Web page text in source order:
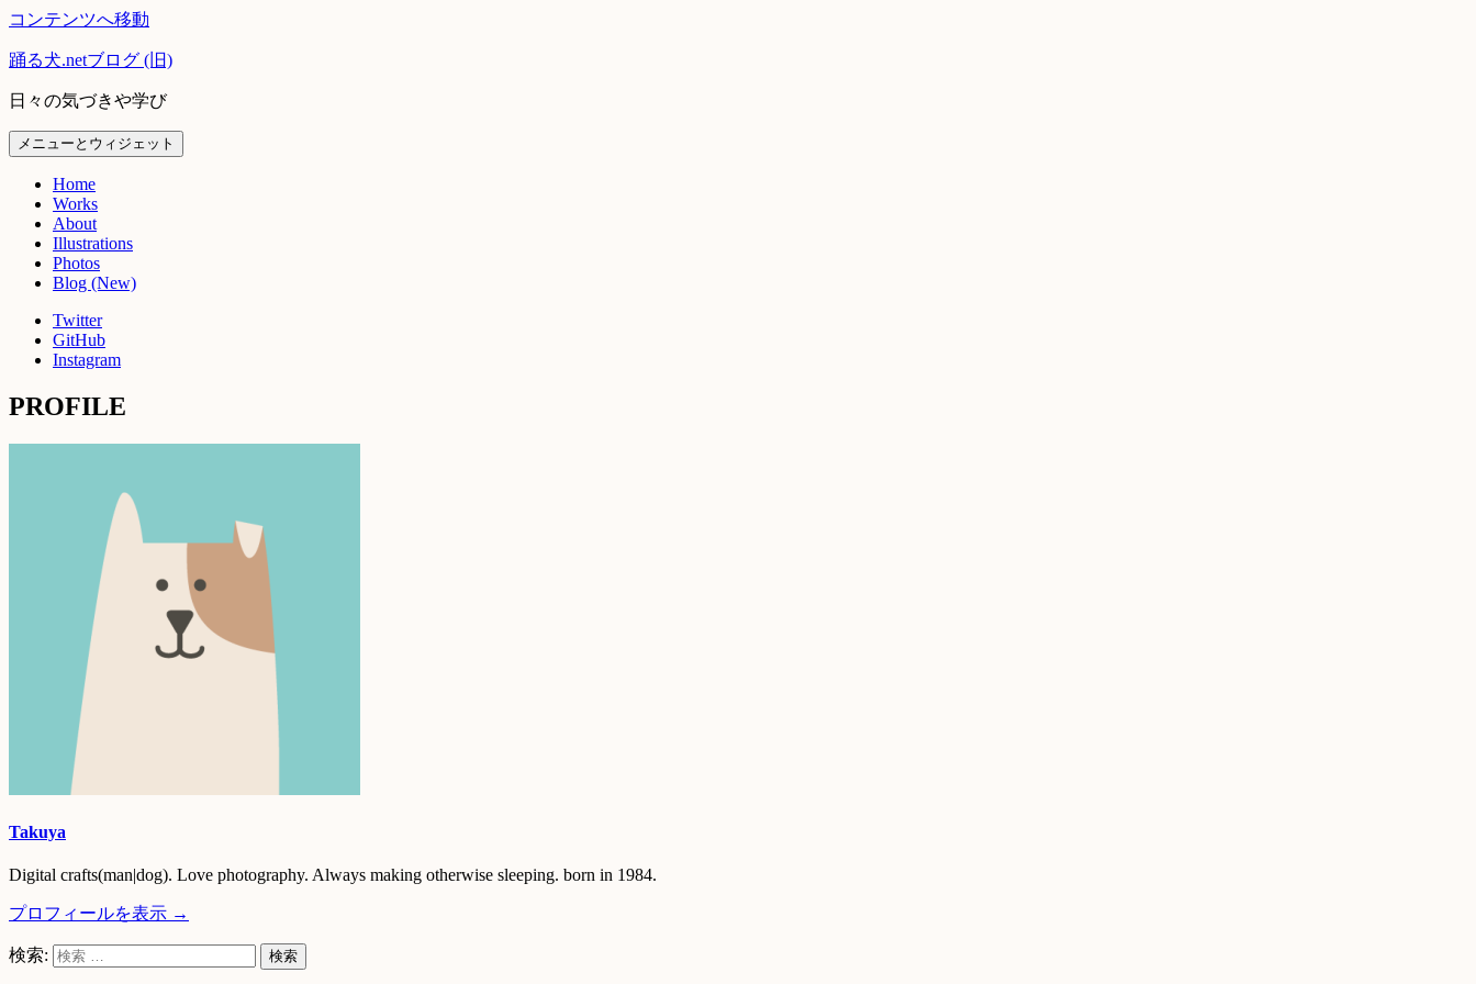
コンテンツへ移動
踊る犬.netブログ (旧)
日々の気づきや学び
メニューとウィジェット
Home
Works
About
Illustrations
Photos
Blog (New)
Twitter
GitHub
Instagram
PROFILE
Takuya
Digital crafts(man|dog). Love photography. Always making otherwise sleeping. born in 1984.
プロフィールを表示 →
検索: